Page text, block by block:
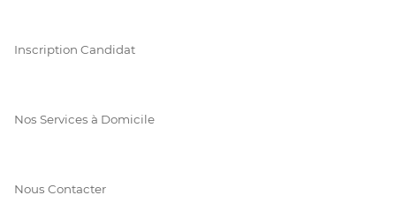
Inscription Candidat
Nos Services à Domicile
Nous Contacter